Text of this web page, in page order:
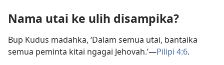
Nama utai ke ulih disampika?
Bup Kudus madahka, ‘Dalam semua utai, bantaika
semua peminta kitai ngagai Jehovah.’​—Pilipi 4:6.